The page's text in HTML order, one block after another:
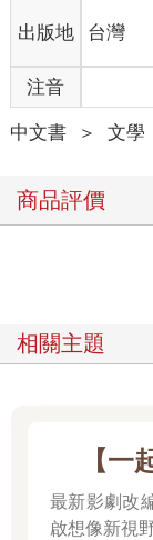
後來老老板不在了
只好再失望一回。
念大學時，有一陣
寓過起獨立時代的
影評人朋友家大擺
粥小菜街，整條復
粥攤，賣簡單的台
吃著傳統的煮芋莖
有種特別清明寧靜
仍習慣做夜貓子
十四小時咖啡座，
啡、吃點心、打電
還會接到劇組的人
助理還會來咖啡
出版地 台灣
注音
中文書 ＞ 文學
商品評價
相關主題
【一
最新影劇改
啟想像新視